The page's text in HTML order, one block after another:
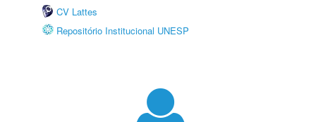
CV Lattes
Repositório Institucional UNESP